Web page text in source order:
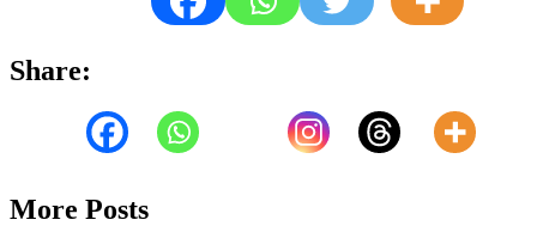
Share:
More Posts